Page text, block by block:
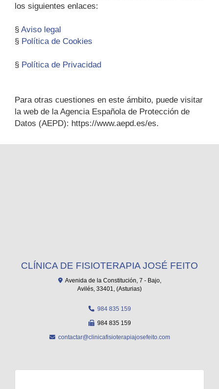
los siguientes enlaces:
§ Aviso legal
§ Política de Cookies
§ Política de Privacidad
Para otras cuestiones en este ámbito, puede visitar
la web de la Agencia Española de Protección de
Datos (AEPD): https://www.aepd.es/es.
CLÍNICA DE FISIOTERAPIA JOSÉ FEITO
Avenida de la Constitución, 7 - Bajo,
Avilés, 33401, (Asturias)
984 835 159
984 835 159
contactar clinicafisioterapiajosefeito.com